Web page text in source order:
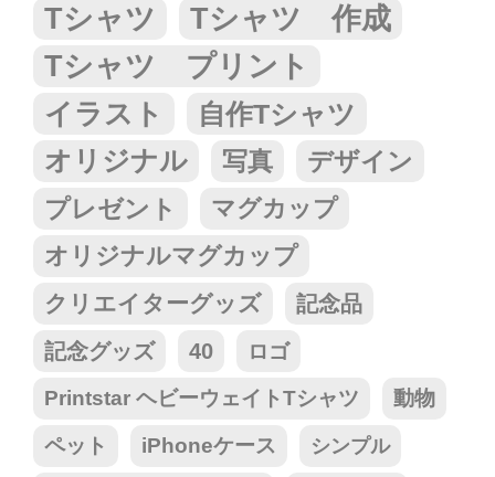
Tシャツ
Tシャツ 作成
Tシャツ プリント
イラスト 自作Tシャツ
オリジナル 写真
デザイン
プレゼント
マグカップ
オリジナルマグカップ
クリエイターグッズ
記念品
記念グッズ
40 ロゴ
Printstar ヘビーウェイトTシャツ 動物
ペット iPhoneケース シンプル